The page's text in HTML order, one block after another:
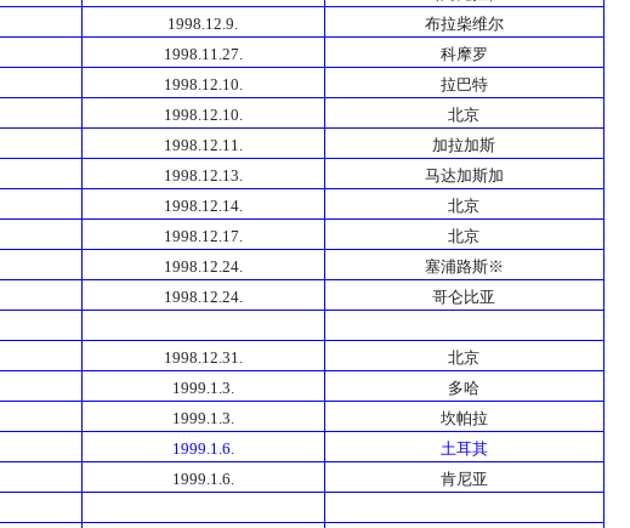
1998.12.9.
布拉柴维尔
1998.11.27.
科摩罗
1998.12.10.
拉巴特
1998.12.10.
北京
1998.12.11.
加拉加斯
1998.12.13.
马达加斯加
1998.12.14.
北京
1998.12.17.
北京
1998.12.24.
塞浦路斯※
1998.12.24.
哥仑比亚
1998.12.31.
北京
1999.1.3.
多哈
1999.1.3.
坎帕拉
1999.1.6.
土耳其
1999.1.6.
肯尼亚